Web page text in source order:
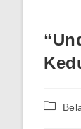
Post